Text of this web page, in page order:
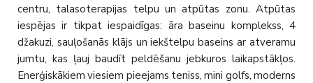
centru, talasoterapijas telpu un atpūtas zonu. Atpūtas
iespējas ir tikpat iespaidīgas: āra baseinu komplekss, 4
džakuzi, sauļošanās klājs un iekštelpu baseins ar atveramu
jumtu, kas ļauj baudīt peldēšanu jebkuros laikapstākļos.
Enerģiskākiem viesiem pieejams teniss, mini golfs, moderns